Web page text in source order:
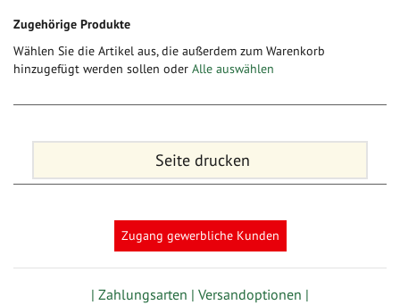
Zugehörige Produkte
Wählen Sie die Artikel aus, die außerdem zum Warenkorb
hinzugefügt werden sollen oder Alle auswählen
Seite drucken
Zugang gewerbliche Kunden
| Zahlungsarten | Versandoptionen |